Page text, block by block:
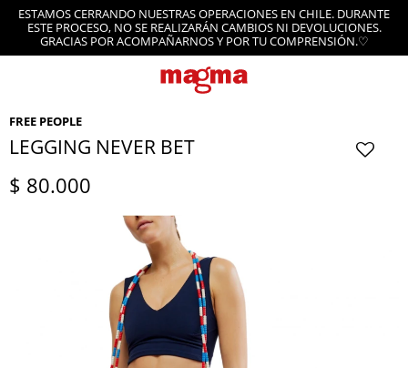
ESTAMOS CERRANDO NUESTRAS OPERACIONES EN CHILE. DURANTE
ESTE PROCESO, NO SE REALIZARÁN CAMBIOS NI DEVOLUCIONES.
GRACIAS POR ACOMPAÑARNOS Y POR TU COMPRENSIÓN.♡
FREE PEOPLE
LEGGING NEVER BET
$ 80.000